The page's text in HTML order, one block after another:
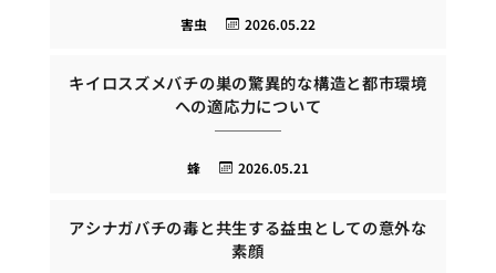
2026.05.22
害虫
キイロスズメバチの巣の驚異的な構造と都市環境
への適応力について
2026.05.21
蜂
アシナガバチの毒と共生する益虫としての意外な
素顔